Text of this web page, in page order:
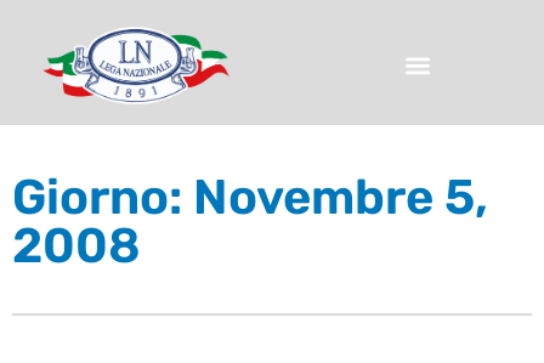
Giorno: Novembre 5,
2008